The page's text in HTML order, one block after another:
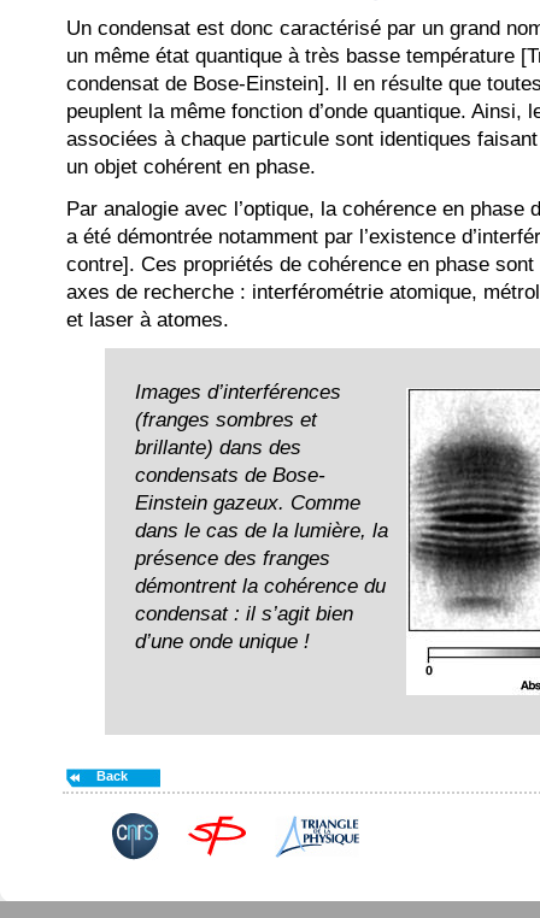
Un condensat est donc caractérisé par un grand
un même état quantique à très basse température
condensat de Bose-Einstein]. Il en résulte que
peuplent la même fonction d’onde quantique. Ainsi,
associées à chaque particule sont identiques
un objet cohérent en phase.
Par analogie avec l’optique, la cohérence en phase
a été démontrée notamment par l’existence
contre]. Ces propriétés de cohérence en phase sont
axes de recherche : interférométrie atomique,
et laser à atomes.
Images d’interférences
(franges sombres et
brillante) dans des
condensats de Bose-
Einstein gazeux. Comme
dans le cas de la lumière, la
présence des franges
démontrent la cohérence du
condensat : il s’agit bien
d’une onde unique !
Back